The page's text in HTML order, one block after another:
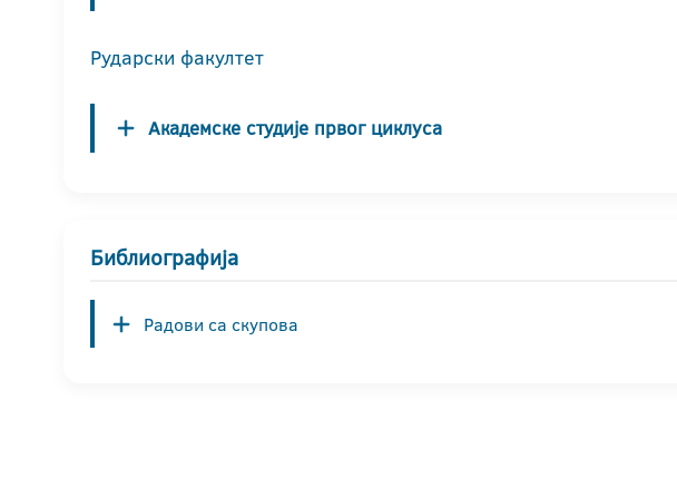
Рударски факултет
Академске студије првог циклуса
Библиографија
Радови са скупова